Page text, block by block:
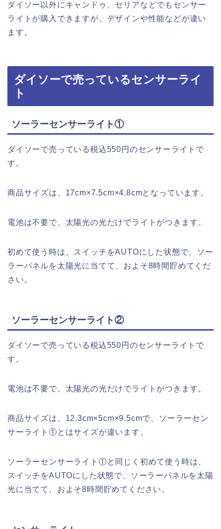
ダイソー以外にキャンドゥ、セリアなどでもセンサー
ライトが購入できますが、デザインや性能などが違い
ます。
ダイソーで売っているセンサーライ
ト
ソーラーセンサーライト①
ダイソーで売っている税込550円のセンサーライトで
す。
商品サイズは、17cm×7.5cm×4.8cmとなっています。
電池は不要で、太陽光の光だけでライトがつきます。
初めて使う時は、スイッチをAUTOにした状態で、ソー
ラーパネルを太陽光に当てて、およそ8時間貯めてくだ
さい。
ソーラーセンサーライト②
ダイソーで売っている税込550円のセンサーライトで
す。
電池は不要で、太陽光の光だけでライトがつきます。
商品サイズは、12.3cm×5cm×9.5cmで、ソーラーセン
サーライト①とはサイズが違います。
ソーラーセンサーライト①と同じく初めて使う時は、
スイッチをAUTOにした状態で、ソーラーパネルを太陽
光に当てて、およそ8時間貯めてください。